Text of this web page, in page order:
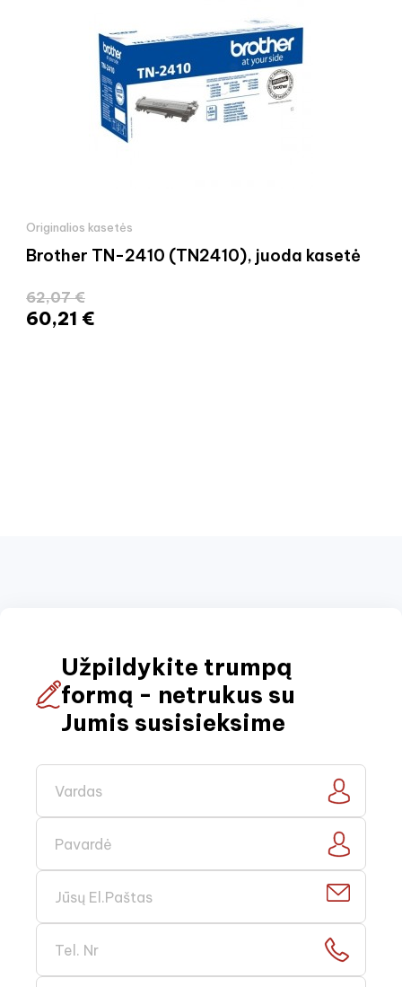
Originalios kasetės
Brother TN-2410 (TN2410), juoda kasetė
62,07 €
60,21 €
Užpildykite trumpą
formą - netrukus su
Jumis susisieksime